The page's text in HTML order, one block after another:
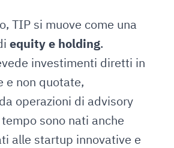
TIP si muove come una
equity e holding.
investimenti diretti in
e non quotate,
operazioni di advisory
sono nati anche
alle startup innovative e